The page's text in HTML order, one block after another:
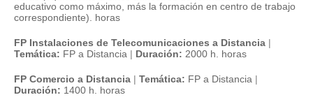
educativo como máximo, más la formación en centro de trabajo
correspondiente). horas
FP Instalaciones de Telecomunicaciones a Distancia |
Temática: FP a Distancia | Duración: 2000 h. horas
FP Comercio a Distancia | Temática: FP a Distancia |
Duración: 1400 h. horas